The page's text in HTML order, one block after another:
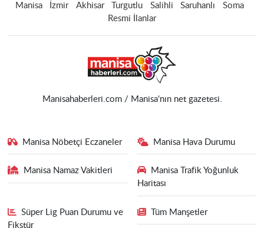
Manisa İzmir Akhisar Turgutlu Salihli Saruhanlı
Soma
Resmi İlanlar
Manisahaberleri.com / Manisa'nın net gazetesi.
Manisa Nöbetçi Eczaneler Manisa Hava Durumu
Manisa Namaz Vakitleri
Manisa Trafik Yoğunluk
Haritası
Süper Lig Puan Durumu ve
Fikstür
Tüm Manşetler